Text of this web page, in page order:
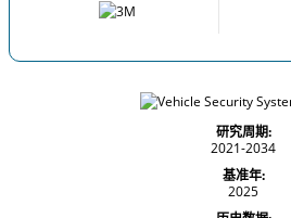
研究周期:
2021-2034
基准年:
2025